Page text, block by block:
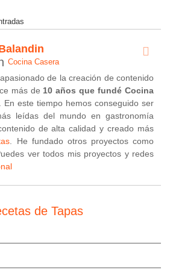
Cocina Casera
de la creación de contenido
más de 10 años que fundé Cocina
. En este tiempo hemos conseguido ser
leídas del mundo en gastronomía
de alta calidad y creado más
. He fundado otros proyectos como
ver todos mis proyectos y redes
de Tapas